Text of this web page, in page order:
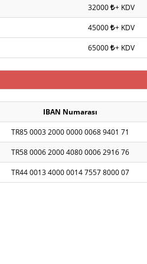
32000 + KDV
45000 + KDV
65000 + KDV
IBAN Numarası
TR85 0003 2000 0000 0068 9401 71
TR58 0006 2000 4080 0006 2916 76
TR44 0013 4000 0014 7557 8000 07